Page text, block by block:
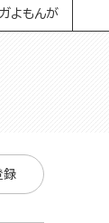
よもんが
録